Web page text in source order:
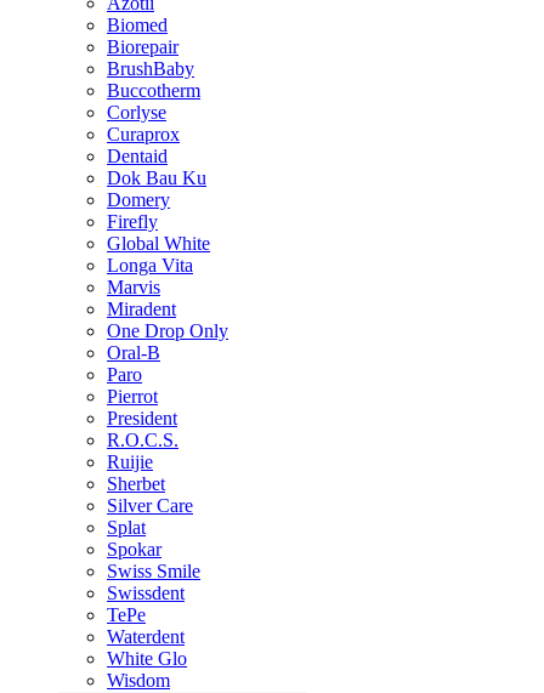
Biomed
Biorepair
BrushBaby
Buccotherm
Corlyse
Curaprox
Dentaid
Dok Bau Ku
Domery
Firefly
Global White
Longa Vita
Marvis
Miradent
One Drop Only
Oral-B
Paro
Pierrot
President
R.O.C.S.
Ruijie
Sherbet
Silver Care
Splat
Spokar
Swiss Smile
Swissdent
TePe
Waterdent
White Glo
Wisdom